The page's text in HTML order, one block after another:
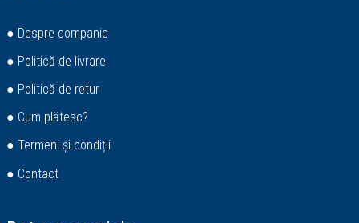
● Despre companie
● Politică de livrare
● Politică de retur
● Cum plătesc?
● Termeni și condiții
● Contact